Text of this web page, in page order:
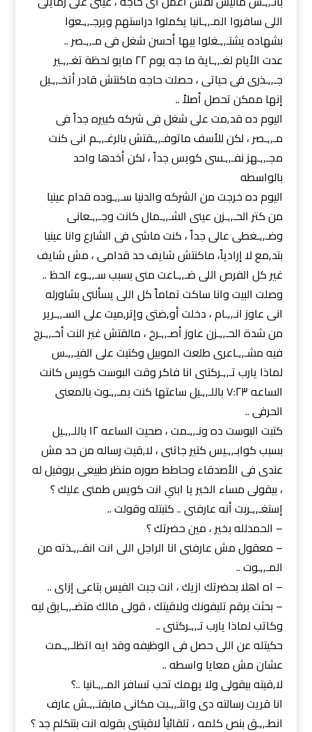
اللى سافروا المـ,,ـانيا يكملوا دراستهم ويرجـ,,ـعوا
بشهاده يشتـ,,ـغلوا بيها أحسن شغل فى مـ,,ـصر ..
عدت الأيام لغـ,,ـاية ما جه يوم ٢٢ مايو لحظة تغـ,,ـير
جـ,,ـذرى فى حياتى ، حصلت حاجه ماكنتش قادر أتخـ,,ـيل
إنها ممكن تحصل أصلاً ..
اليوم ده قد,مت على شغل فى شركه كبيره جداً فى
مـ,,ـصر ، لكن للأسف ماتوفـ,,ـقتش بالرغـ,,ـم انى كنت
مجـ,,ـهز نفـ,,ـسى كويس جداً ، لكن أخدها واحد
بالواسطه
اليوم ده خرجت من الشركه والدنيا سـ,,ـوده قدام عينيا
من كتر الحـ,,ـزن عينى الشـ,,ـمال كانت وجـ,,ـعانى
وضـ,,ـغطى عالى جداً ، كنت ماشى فى الشارع وانا عينيا
بتد,مع لا إرادياً، ماكنتش شايف حد قدامى ، مش شايف
غير كل الفرص اللى ضـ,,ـاعت منى بسبب سـ,,ـوء الحظ ..
وصلت البيت وانا ساكت تماماً كل اللى يسألنى بشاورله
انى عاوز انـ,,ـام ، دخلت أو,ضتى وإتر,ميت على السـ,,ـرير
من شدة الحـ,,ـزن عاوز أصـ,,ـرخ ، مالقتش غير النت أخـ,,ـرج
فيه مشـ,,ـاعرى طلعت الموبيل وكتبت على الفيـ,,ـس
لماذا يارب تـ,,ـركتنى انا فاكر وقت البوست كويس كانت
الساعه ٧:٢٣ باللـ,,ـيل ساعتها كنت بمـ,,ـوت بالمعنى
الحرفى ..
كتبت البوست ده ونـ,,ـمت ، صحيت الساعه ١٢ باللـ,,ـيل
بسبب كوابـ,,ـيس كتير جاتنى ، لا,قيت رساله من حد مش
عندى فى الأصدقاء وحاطط صوره منظر طبيعى بروفيل له
، بيقولى مساء الخير يا ابني انت كويس طمنى عليك ؟
إستغـ,,ـربت أنه عارفنى .. كتبتله وقولت ..
– الحمدلله بخير ، مين حضرتك ؟
– معقول مش عارفنى انا الراجل اللى انت انقـ,,ـذته من
المـ,,ـوت ..
– اه اهلا بحضرتك ازيك ، انت جبت الفيس بتاعى إزاى ..
– بحثت برقم تليفونك ولاقيتك ، قولى مالك متضـ,,ـايق ليه
وكاتب لماذا يارب تـ,,ـركتنى ..
حكيتله عن اللى حصل فى الوظيفه وقد ايه اتظلـ,,ـمت
عشان مش معايا واسطه ..
لا,قيته بيقولى ولا يهمك تحب تسافر المـ,,ـانيا ..؟
انا قريت رسالته دى واتثـ,,ـبت مكانى مابقتـ,,ـش عارف
انطـ,,ـق بنص كلمه ، تلقائياً لاقيتنى بقوله انت بتتكلم جد ؟